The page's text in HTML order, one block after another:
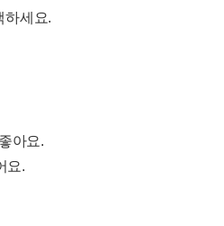
하세요.
아요.
요.